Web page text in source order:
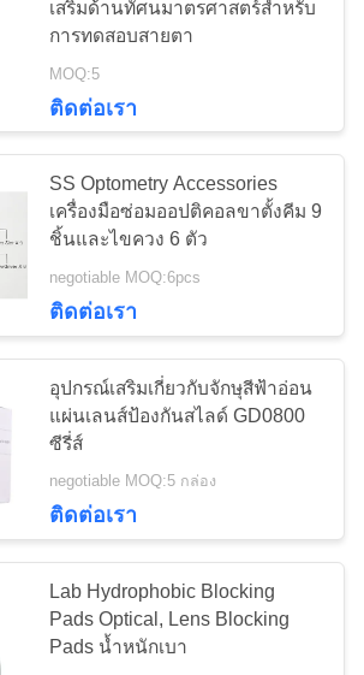
เสริมด้านทัศนมาตรศาสตร์สำหรับ
การทดสอบสายตา
MOQ:5
ติดต่อเรา
SS Optometry Accessories
เครื่องมือซ่อมออปติคอลขาตั้งคีม 9
ชิ้นและไขควง 6 ตัว
negotiable MOQ:6pcs
ติดต่อเรา
อุปกรณ์เสริมเกี่ยวกับจักษุสีฟ้าอ่อน
แผ่นเลนส์ป้องกันสไลด์ GD0800
ซีรี่ส์
negotiable MOQ:5 กล่อง
ติดต่อเรา
Lab Hydrophobic Blocking
Pads Optical, Lens Blocking
Pads น้ำหนักเบา